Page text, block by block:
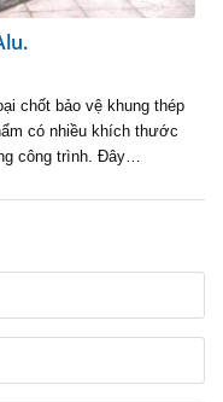
chốt bảo vệ khung thép
có nhiều khích thước
công trình. Đây…